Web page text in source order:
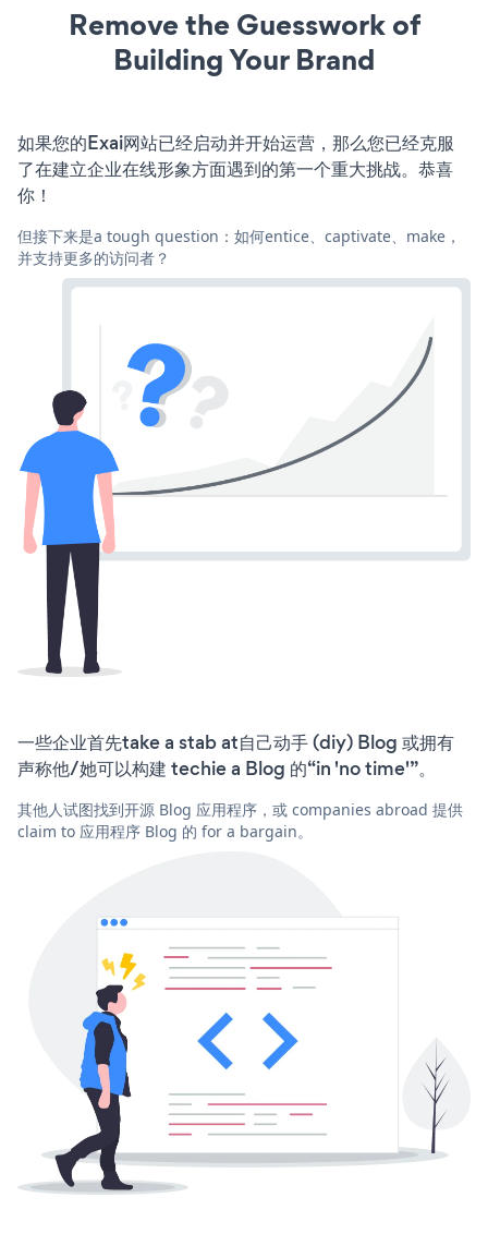
Remove the Guesswork of
Building Your Brand
如果您的Exai网站已经启动并开始运营，那么您已经克服
了在建立企业在线形象方面遇到的第一个重大挑战。恭喜
你！
但接下来是a tough question：如何entice、captivate、make，
并支持更多的访问者？
一些企业首先take a stab at自己动手 (diy) Blog 或拥有
声称他/她可以构建 techie a Blog 的“in 'no time'”。
其他人试图找到开源 Blog 应用程序，或 companies abroad 提供
claim to 应用程序 Blog 的 for a bargain。